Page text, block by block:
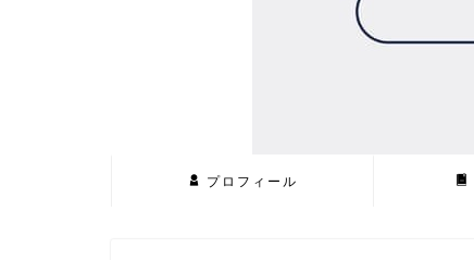
プロフィール